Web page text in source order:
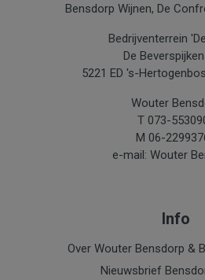
Bensdorp Wijnen, De
Bedrijventerrein
De Beverspijken
5221 ED 's-
Wouter
T 073-
M 06-
e-mail: Wouter
Info
Over Wouter Bensdorp &
Nieuwsbrief